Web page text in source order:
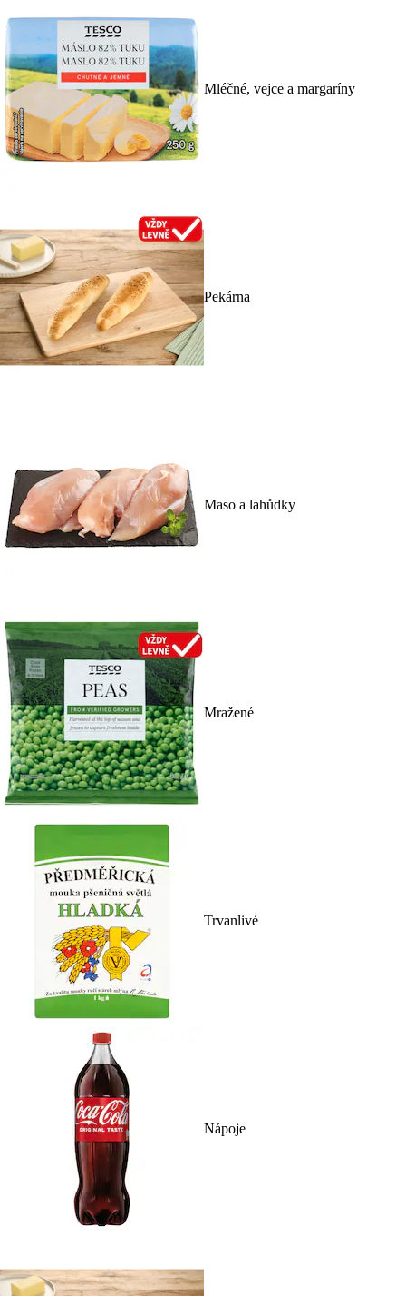
Mléčné, vejce a margaríny
Pekárna
Maso a lahůdky
Mražené
Trvanlivé
Nápoje